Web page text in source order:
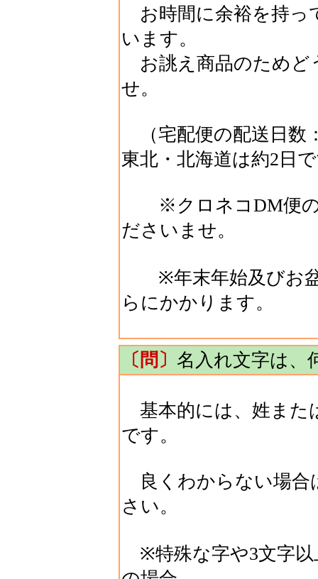
お時間に余裕を持っ
います。
お誂え商品のためど
せ。
（宅配便の配送日数
東北・北海道は約2日
※クロネコDM便の
ださいませ。
※年末年始及びお盆
らにかかります。
〔問〕 名入れ文字は、
基本的には、姓また
です。
良くわからない場合
さい。
※特殊な字や3文字以